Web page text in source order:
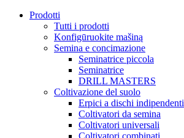
Prodotti
Tutti i prodotti
Konfigūruokite mašiną
Semina e concimazione
Seminatrice piccola
Seminatrice
DRILL MASTERS
Coltivazione del suolo
Erpici a dischi indipendenti
Coltivatori da semina
Coltivatori universali
Coltivatori combinati